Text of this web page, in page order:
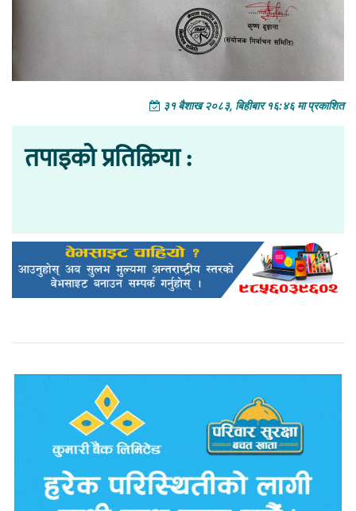
३१ बैशाख २०८३, बिहीबार १६:४६ मा प्रकाशित
तपाइको प्रतिक्रिया :